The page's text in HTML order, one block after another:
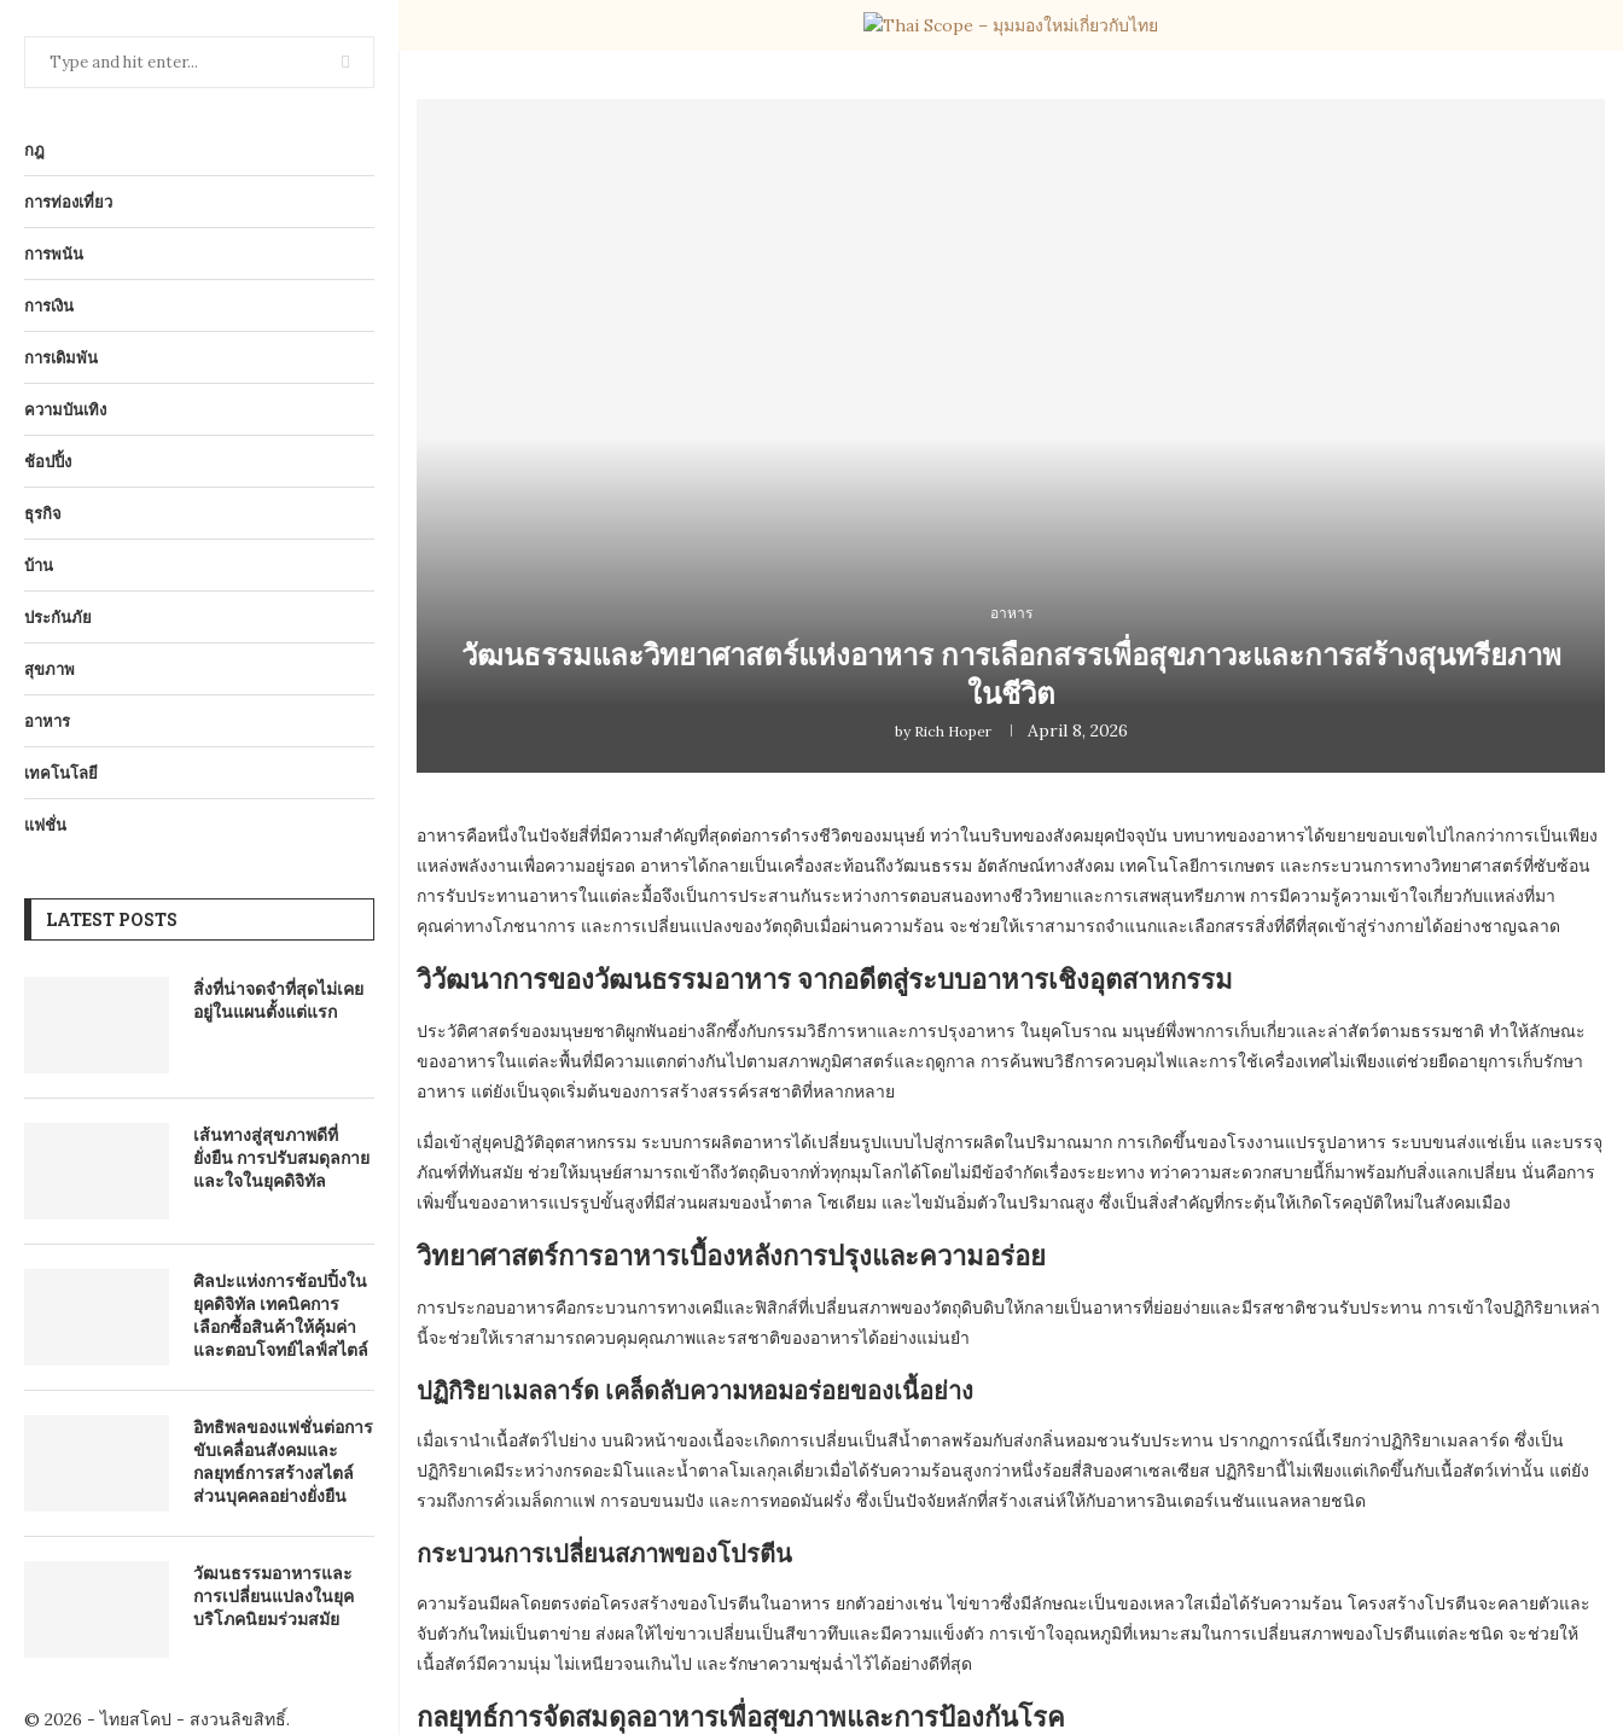
กฎ
การท่องเที่ยว
การพนัน
การเงิน
การเดิมพัน
ความบันเทิง
ช้อปปิ้ง
ธุรกิจ
บ้าน
ประกันภัย
สุขภาพ
อาหาร
เทคโนโลยี
แฟชั่น
LATEST POSTS
สิ่งที่น่าจดจำที่สุดไม่เคย
อยู่ในแผนตั้งแต่แรก
เส้นทางสู่สุขภาพดีที่
ยั่งยืน การปรับสมดุลกาย
และใจในยุคดิจิทัล
ศิลปะแห่งการช้อปปิ้งใน
ยุคดิจิทัล เทคนิคการ
เลือกซื้อสินค้าให้คุ้มค่า
และตอบโจทย์ไลฟ์สไตล์
อิทธิพลของแฟชั่นต่อการ
ขับเคลื่อนสังคมและ
กลยุทธ์การสร้างสไตล์
ส่วนบุคคลอย่างยั่งยืน
วัฒนธรรมอาหารและ
การเปลี่ยนแปลงในยุค
บริโภคนิยมร่วมสมัย
© 2026 - ไทยสโคป - สงวนลิขสิทธิ์.
อาหาร
วัฒนธรรมและวิทยาศาสตร์แห่งอาหาร การเลือกสรรเพื่อสุขภาวะและการสร้างสุนทรียภาพ
ในชีวิต
by Rich Hoper April 8, 2026
อาหารคือหนึ่งในปัจจัยสี่ที่มีความสำคัญที่สุดต่อการดำรงชีวิตของมนุษย์ ทว่าในบริบทของสังคมยุคปัจจุบัน บทบาทของอาหารได้ขยายขอบเขตไปไกลกว่าการเป็นเพียง
แหล่งพลังงานเพื่อความอยู่รอด อาหารได้กลายเป็นเครื่องสะท้อนถึงวัฒนธรรม อัตลักษณ์ทางสังคม เทคโนโลยีการเกษตร และกระบวนการทางวิทยาศาสตร์ที่ซับซ้อน
การรับประทานอาหารในแต่ละมื้อจึงเป็นการประสานกันระหว่างการตอบสนองทางชีววิทยาและการเสพสุนทรียภาพ การมีความรู้ความเข้าใจเกี่ยวกับแหล่งที่มา
คุณค่าทางโภชนาการ และการเปลี่ยนแปลงของวัตถุดิบเมื่อผ่านความร้อน จะช่วยให้เราสามารถจำแนกและเลือกสรรสิ่งที่ดีที่สุดเข้าสู่ร่างกายได้อย่างชาญฉลาด
วิวัฒนาการของวัฒนธรรมอาหาร จากอดีตสู่ระบบอาหารเชิงอุตสาหกรรม
ประวัติศาสตร์ของมนุษยชาติผูกพันอย่างลึกซึ้งกับกรรมวิธีการหาและการปรุงอาหาร ในยุคโบราณ มนุษย์พึ่งพาการเก็บเกี่ยวและล่าสัตว์ตามธรรมชาติ ทำให้ลักษณะ
ของอาหารในแต่ละพื้นที่มีความแตกต่างกันไปตามสภาพภูมิศาสตร์และฤดูกาล การค้นพบวิธีการควบคุมไฟและการใช้เครื่องเทศไม่เพียงแต่ช่วยยืดอายุการเก็บรักษา
อาหาร แต่ยังเป็นจุดเริ่มต้นของการสร้างสรรค์รสชาติที่หลากหลาย
เมื่อเข้าสู่ยุคปฏิวัติอุตสาหกรรม ระบบการผลิตอาหารได้เปลี่ยนรูปแบบไปสู่การผลิตในปริมาณมาก การเกิดขึ้นของโรงงานแปรรูปอาหาร ระบบขนส่งแช่เย็น และบรรจุ
ภัณฑ์ที่ทันสมัย ช่วยให้มนุษย์สามารถเข้าถึงวัตถุดิบจากทั่วทุกมุมโลกได้โดยไม่มีข้อจำกัดเรื่องระยะทาง ทว่าความสะดวกสบายนี้ก็มาพร้อมกับสิ่งแลกเปลี่ยน นั่นคือการ
เพิ่มขึ้นของอาหารแปรรูปขั้นสูงที่มีส่วนผสมของน้ำตาล โซเดียม และไขมันอิ่มตัวในปริมาณสูง ซึ่งเป็นสิ่งสำคัญที่กระตุ้นให้เกิดโรคอุบัติใหม่ในสังคมเมือง
วิทยาศาสตร์การอาหารเบื้องหลังการปรุงและความอร่อย
การประกอบอาหารคือกระบวนการทางเคมีและฟิสิกส์ที่เปลี่ยนสภาพของวัตถุดิบดิบให้กลายเป็นอาหารที่ย่อยง่ายและมีรสชาติชวนรับประทาน การเข้าใจปฏิกิริยาเหล่า
นี้จะช่วยให้เราสามารถควบคุมคุณภาพและรสชาติของอาหารได้อย่างแม่นยำ
ปฏิกิริยาเมลลาร์ด เคล็ดลับความหอมอร่อยของเนื้อย่าง
เมื่อเรานำเนื้อสัตว์ไปย่าง บนผิวหน้าของเนื้อจะเกิดการเปลี่ยนเป็นสีน้ำตาลพร้อมกับส่งกลิ่นหอมชวนรับประทาน ปรากฏการณ์นี้เรียกว่าปฏิกิริยาเมลลาร์ด ซึ่งเป็น
ปฏิกิริยาเคมีระหว่างกรดอะมิโนและน้ำตาลโมเลกุลเดี่ยวเมื่อได้รับความร้อนสูงกว่าหนึ่งร้อยสี่สิบองศาเซลเซียส ปฏิกิริยานี้ไม่เพียงแต่เกิดขึ้นกับเนื้อสัตว์เท่านั้น แต่ยัง
รวมถึงการคั่วเมล็ดกาแฟ การอบขนมปัง และการทอดมันฝรั่ง ซึ่งเป็นปัจจัยหลักที่สร้างเสน่ห์ให้กับอาหารอินเตอร์เนชันแนลหลายชนิด
กระบวนการเปลี่ยนสภาพของโปรตีน
ความร้อนมีผลโดยตรงต่อโครงสร้างของโปรตีนในอาหาร ยกตัวอย่างเช่น ไข่ขาวซึ่งมีลักษณะเป็นของเหลวใสเมื่อได้รับความร้อน โครงสร้างโปรตีนจะคลายตัวและ
จับตัวกันใหม่เป็นตาข่าย ส่งผลให้ไข่ขาวเปลี่ยนเป็นสีขาวทึบและมีความแข็งตัว การเข้าใจอุณหภูมิที่เหมาะสมในการเปลี่ยนสภาพของโปรตีนแต่ละชนิด จะช่วยให้
เนื้อสัตว์มีความนุ่ม ไม่เหนียวจนเกินไป และรักษาความชุ่มฉ่ำไว้ได้อย่างดีที่สุด
กลยุทธ์การจัดสมดุลอาหารเพื่อสุขภาพและการป้องกันโรค